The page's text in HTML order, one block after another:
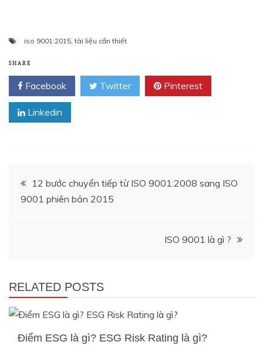
iso 9001:2015,tài liệu cần thiết
SHARE
Facebook Twitter Pinterest
Linkedin
Điều
hướng
12 bước chuyển tiếp từ ISO 9001:2008 sang ISO
9001 phiên bản 2015
ISO 9001 là gì ?
RELATED POSTS
Điểm ESG là gì? ESG Risk Rating là gì?